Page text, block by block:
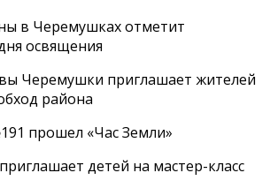
в Черемушках отметит
освящения
Черемушки приглашает жителей
района
прошел «Час Земли»
детей на мастер-класс